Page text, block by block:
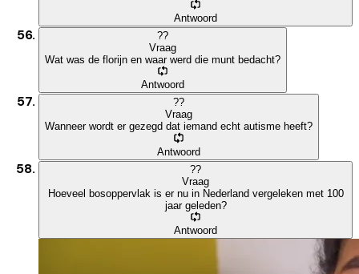
Antwoord
??
Vraag
Wat was de florijn en waar werd die munt bedacht?
Antwoord
??
Vraag
Wanneer wordt er gezegd dat iemand echt autisme heeft?
Antwoord
??
Vraag
Hoeveel bosoppervlak is er nu in Nederland vergeleken met 100
jaar geleden?
Antwoord